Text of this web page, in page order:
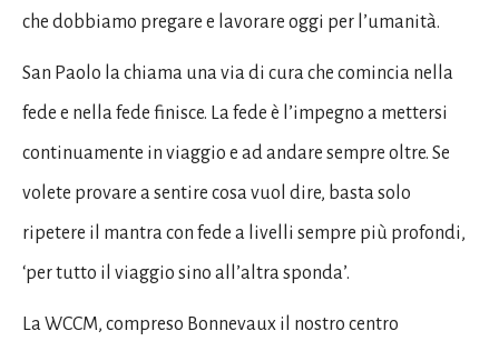
che dobbiamo pregare e lavorare oggi per l’umanità.
San Paolo la chiama una via di cura che comincia nella
fede e nella fede finisce. La fede è l’impegno a mettersi
continuamente in viaggio e ad andare sempre oltre. Se
volete provare a sentire cosa vuol dire, basta solo
ripetere il mantra con fede a livelli sempre più profondi,
‘per tutto il viaggio sino all’altra sponda’.
La WCCM, compreso Bonnevaux il nostro centro